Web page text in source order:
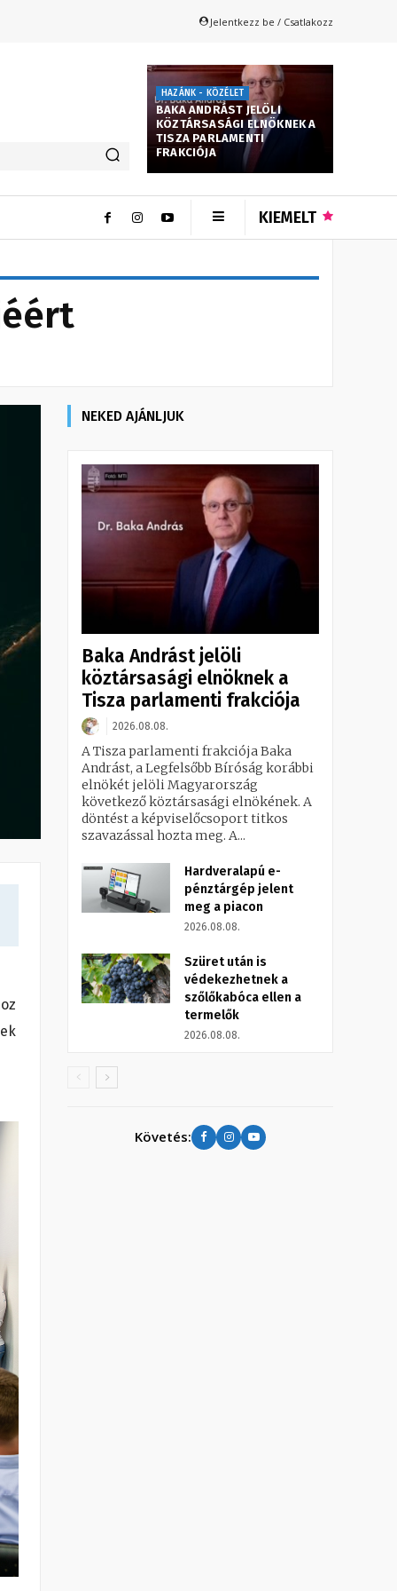
Jelentkezz be / Csatlakozz
HAZÁNK - KÖZÉLET
BAKA ANDRÁST JELÖLI
KÖZTÁRSASÁGI ELNÖKNEK A
TISZA PARLAMENTI
FRAKCIÓJA
KIEMELT
NEKED AJÁNLJUK
Baka Andrást jelöli
köztársasági elnöknek a
Tisza parlamenti frakciója
2026.08.08.
A Tisza parlamenti frakciója Baka
Andrást, a Legfelsőbb Bíróság korábbi
elnökét jelöli Magyarország
következő köztársasági elnökének. A
döntést a képviselőcsoport titkos
szavazással hozta meg. A...
Hardveralapú e-
pénztárgép jelent
meg a piacon
2026.08.08.
Szüret után is
védekezhetnek a
szőlőkabóca ellen a
termelők
2026.08.08.
Követés: